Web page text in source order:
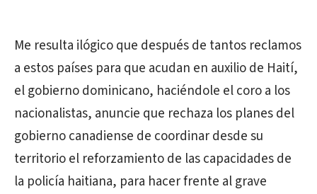
Me resulta ilógico que después de tantos reclamos
a estos países para que acudan en auxilio de Haití,
el gobierno dominicano, haciéndole el coro a los
nacionalistas, anuncie que rechaza los planes del
gobierno canadiense de coordinar desde su
territorio el reforzamiento de las capacidades de
la policía haitiana, para hacer frente al grave